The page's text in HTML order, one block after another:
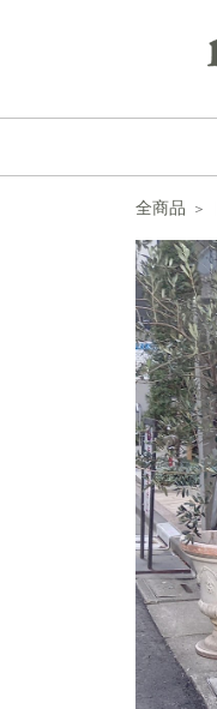
全商品